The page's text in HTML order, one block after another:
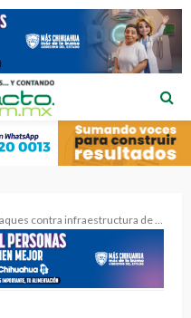
contra infraestructura de Hezbollah